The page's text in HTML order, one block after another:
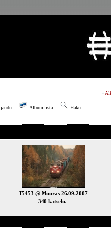
»
Albumilista Haku
T5453 @ Muuras 26.09.2007
340 katselua